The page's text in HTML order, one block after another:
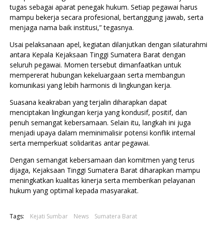
tugas sebagai aparat penegak hukum. Setiap pegawai harus
mampu bekerja secara profesional, bertanggung jawab, serta
menjaga nama baik institusi,” tegasnya.
Usai pelaksanaan apel, kegiatan dilanjutkan dengan silaturahmi
antara Kepala Kejaksaan Tinggi Sumatera Barat dengan
seluruh pegawai. Momen tersebut dimanfaatkan untuk
mempererat hubungan kekeluargaan serta membangun
komunikasi yang lebih harmonis di lingkungan kerja.
Suasana keakraban yang terjalin diharapkan dapat
menciptakan lingkungan kerja yang kondusif, positif, dan
penuh semangat kebersamaan. Selain itu, langkah ini juga
menjadi upaya dalam meminimalisir potensi konflik internal
serta memperkuat solidaritas antar pegawai.
Dengan semangat kebersamaan dan komitmen yang terus
dijaga, Kejaksaan Tinggi Sumatera Barat diharapkan mampu
meningkatkan kualitas kinerja serta memberikan pelayanan
hukum yang optimal kepada masyarakat.
Tags: Kejati Sumbar News Sumatera Barat